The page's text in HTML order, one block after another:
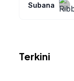
Subana
Terkini